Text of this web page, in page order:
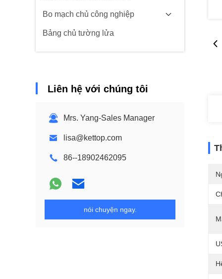
Bo mạch chủ công nghiệp
Bảng chủ tường lửa
Liên hệ với chúng tôi
Mrs. Yang-Sales Manager
lisa@kettop.com
86--18902462095
nói chuyện ngay.